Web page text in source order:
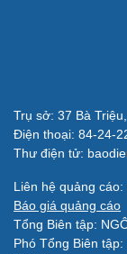
Nghệ sĩ
Thời trang
Trụ sở: 37 Bà
Điện thoại: 84-24-
Thư điện tử:
Liên hệ quảng
Báo giá quảng cáo
Tổng Biên tập:
Phó Tổng Biên